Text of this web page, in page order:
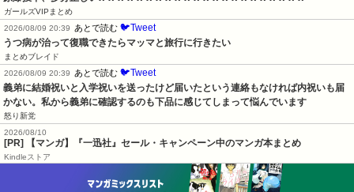
ガールズVIPまとめ
2026/08/09 20:39
あとで読む 🐦Tweet
うつ病が治って復職できたらマッマと旅行に行きたい
まとめブレイド
2026/08/09 20:39
あとで読む 🐦Tweet
義弟に結婚祝いと入学祝いを送ったけど届いたという連絡もなければ内祝いも届
かない。私から義弟に確認するのも下品に感じてしまって悩んでいます
怒り新党
2026/08/10
[PR] 【マンガ】『一迅社』セール・キャンペーン中のマンガ本まとめ
Kindleストア